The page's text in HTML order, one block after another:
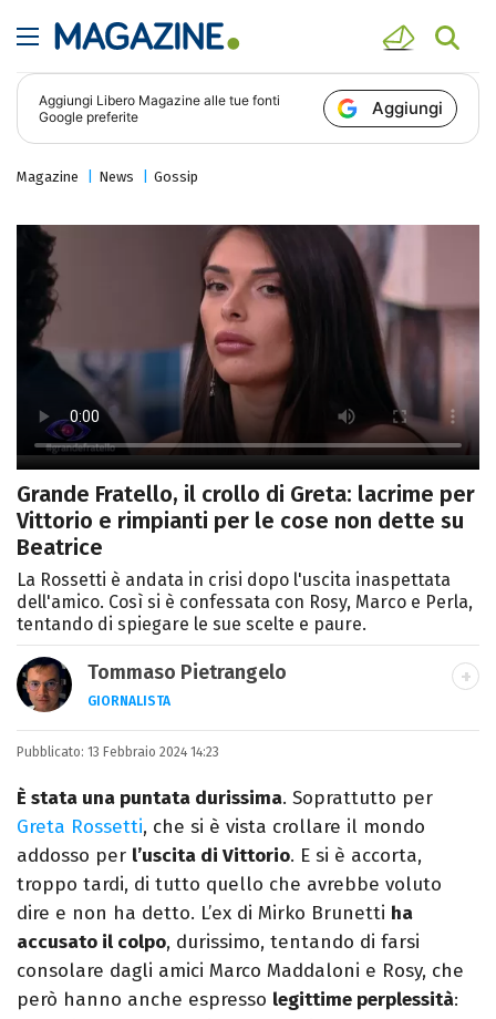
Aggiungi Libero Magazine alle tue fonti
Google preferite
Aggiungi
Magazine News Gossip
Grande Fratello, il crollo di Greta: lacrime per
Vittorio e rimpianti per le cose non dette su
Beatrice
La Rossetti è andata in crisi dopo l'uscita inaspettata
dell'amico. Così si è confessata con Rosy, Marco e Perla,
tentando di spiegare le sue scelte e paure.
Tommaso Pietrangelo
GIORNALISTA
Autore, giornalista, cantautore. Laureato in
cinema, poesia e Shakespeare. Scrive
canzoni e ama i gatti.
Pubblicato: 13 Febbraio 2024 14:23
È stata una puntata durissima. Soprattutto per
Greta Rossetti, che si è vista crollare il mondo
addosso per l’uscita di Vittorio. E si è accorta,
troppo tardi, di tutto quello che avrebbe voluto
dire e non ha detto. L’ex di Mirko Brunetti ha
accusato il colpo, durissimo, tentando di farsi
consolare dagli amici Marco Maddaloni e Rosy, che
però hanno anche espresso legittime perplessità: